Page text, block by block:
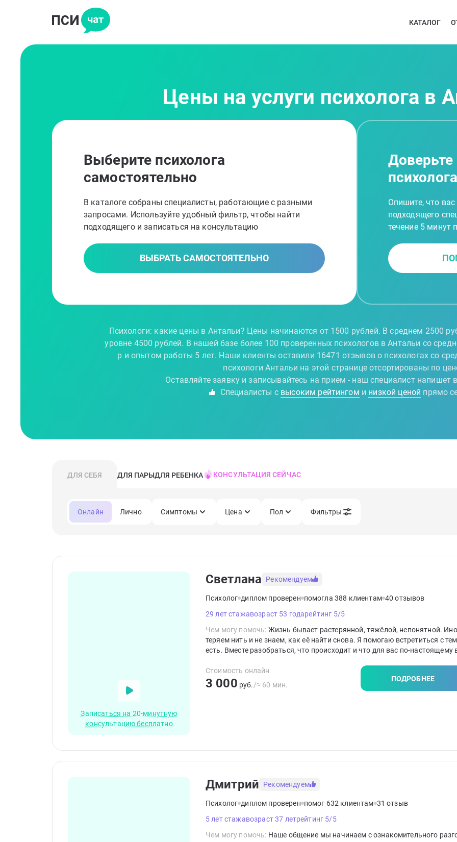
КАТАЛОГ
Цены на услуги психолога в
Выберите психолога
самостоятельно
В каталоге собраны специалисты, работающие с разными
запросами. Используйте удобный фильтр, чтобы найти
подходящего и записаться на консультацию
ВЫБРАТЬ САМОСТОЯТЕЛЬНО
Опишите, что
подходящего
течение 5 минут
Психологи: какие цены в Антальи? Цены начинаются от 1500 рублей. В среднем 2500
уровне 4500 рублей. В нашей базе более 100 проверенных психологов в Антальи со
р и опытом работы 5 лет. Наши клиенты оставили 16471 отзывов о психологах со
психологи Антальи на этой странице отсортированы по
Оставляйте заявку и записывайтесь на прием - наш специалист напишет
Специалисты с высоким рейтингом и низкой ценой прямо
ДЛЯ СЕБЯ ДЛЯ ПАРЫДЛЯ РЕБЕНКА КОНСУЛЬТАЦИЯ СЕЙЧАС
Онлайн Лично Симптомы Цена Пол Фильтры
Записаться на 20-минутную
консультацию бесплатно
Светлана Рекомендуем
Психолог диплом проверен помогла 388 клиентам 40 отзывов
29 лет стажавозраст 53 годарейтинг 5/5
Чем могу помочь: Жизнь бывает растерянной, тяжёлой, непонятной.
теряем нить и не знаем, как её найти снова. Я помогаю встретиться с
есть. Вместе разобраться, что происходит и что для вас по-настоящему
Стоимость онлайн
3 000 руб./≈ 60 мин.
ПОДРОБНЕЕ
Дмитрий Рекомендуем
Психолог диплом проверен помог 632 клиентам 31 отзыв
5 лет стажавозраст 37 летрейтинг 5/5
Чем могу помочь: Наше общение мы начинаем с ознакомительного